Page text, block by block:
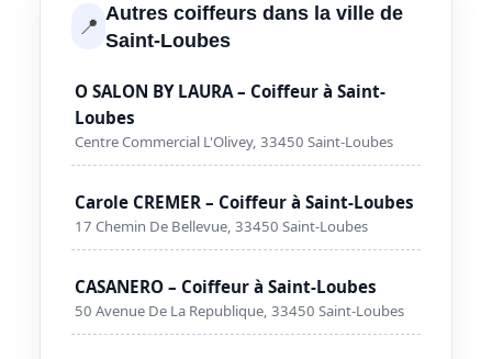
📍 Autres coiffeurs dans la ville de
Saint-Loubes
O SALON BY LAURA – Coiffeur à Saint-
Loubes
Centre Commercial L'Olivey, 33450 Saint-Loubes
Carole CREMER – Coiffeur à Saint-Loubes
17 Chemin De Bellevue, 33450 Saint-Loubes
CASANERO – Coiffeur à Saint-Loubes
50 Avenue De La Republique, 33450 Saint-Loubes